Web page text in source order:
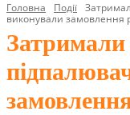
Головна Події
виконували
Затримали